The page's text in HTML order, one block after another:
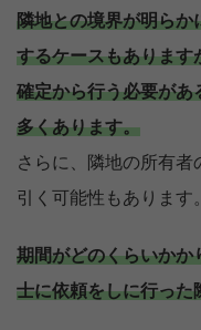
隣地との境界が明らか
するケースもあります
確定から行う必要があ
多くあります。
さらに、隣地の所有
引く可能性もあります。
期間がどのくらいかか
士に依頼をしに行った